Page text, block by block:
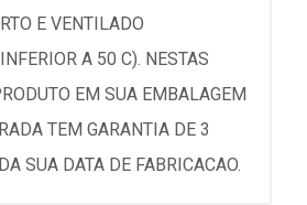
E VENTILADO
A 50 C). NESTAS
EM SUA EMBALAGEM
TEM GARANTIA DE 3
SUA DATA DE FABRICACAO.